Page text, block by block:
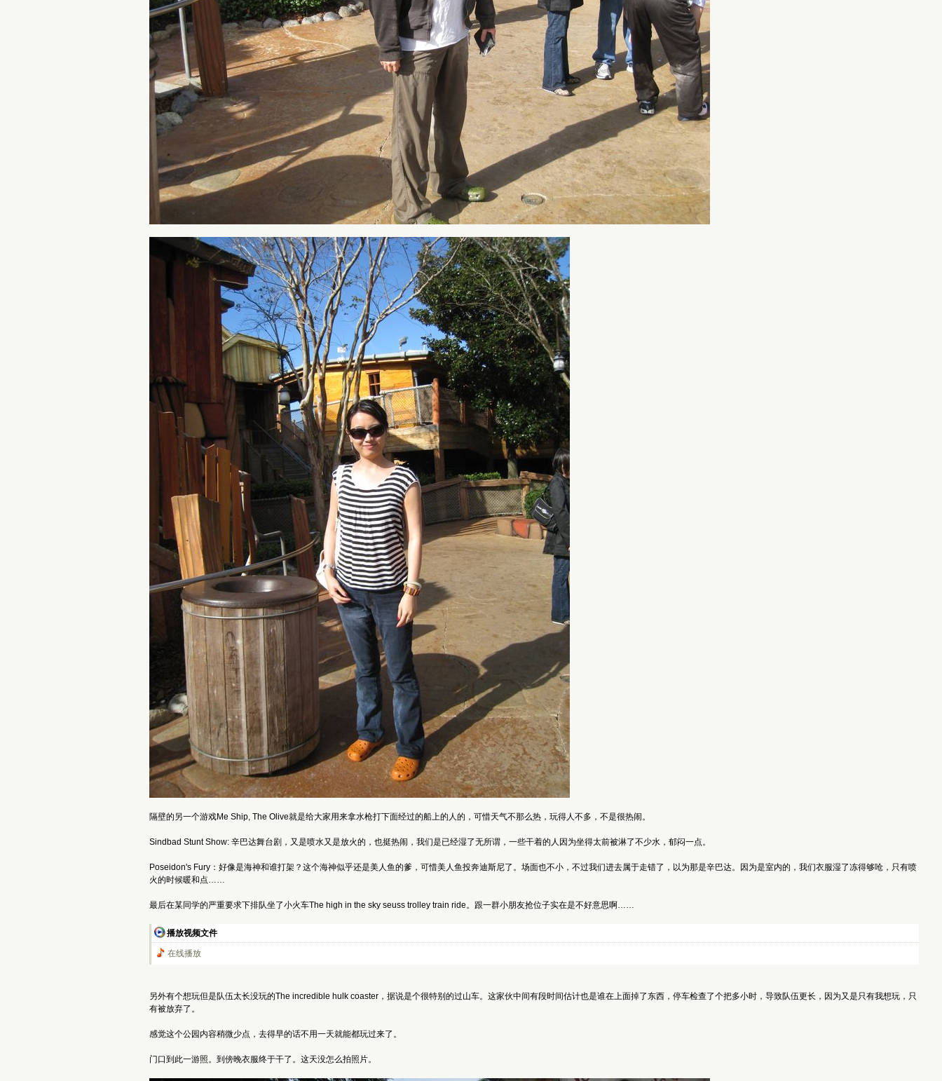
隔壁的另一个游戏Me Ship, The Olive就是给大家用来拿水枪打下面经过的船上的人的，可惜天气不那么热，玩得人不多，不是很热闹。
Sindbad Stunt Show: 辛巴达舞台剧，又是喷水又是放火的，也挺热闹，我们是已经湿了无所谓，一些干着的人因为坐得太前被淋了不少水，郁闷一点。
Poseidon's Fury：好像是海神和谁打架？这个海神似乎还是美人鱼的爹，可惜美人鱼投奔迪斯尼了。场面也不小，不过我们进去属于走错了，以为那是辛巴达。因为是室内的，我们衣服湿了冻得够呛，只有喷
火的时候暖和点……
最后在某同学的严重要求下排队坐了小火车The high in the sky seuss trolley train ride。跟一群小朋友抢位子实在是不好意思啊……
播放视频文件
在线播放
另外有个想玩但是队伍太长没玩的The incredible hulk coaster，据说是个很特别的过山车。这家伙中间有段时间估计也是谁在上面掉了东西，停车检查了个把多小时，导致队伍更长，因为又是只有我想玩，只
有被放弃了。
感觉这个公园内容稍微少点，去得早的话不用一天就能都玩过来了。
门口到此一游照。到傍晚衣服终于干了。这天没怎么拍照片。